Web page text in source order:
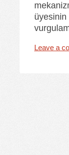
üyesinin
Leave a